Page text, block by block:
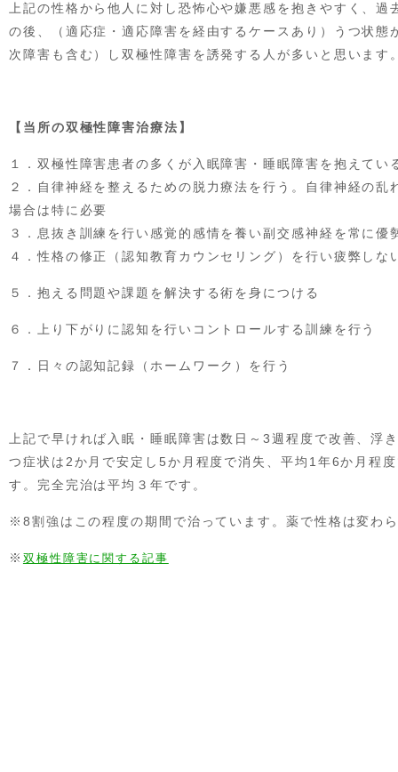
上記の性格から他人に対し恐怖心や嫌悪感を抱きやすく、
の後、（適応症・適応障害を経由するケースあり）うつ状
次障害も含む）し双極性障害を誘発する人が多いと思います
【当所の双極性障害治療法】
１．双極性障害患者の多くが入眠障害・睡眠障害を抱えて
２．自律神経を整えるための脱力療法を行う。自律神経の
場合は特に必要
３．息抜き訓練を行い感覚的感情を養い副交感神経を常に優
４．性格の修正（認知教育カウンセリング）を行い疲弊しな
５．抱える問題や課題を解決する術を身につける
６．上り下がりに認知を行いコントロールする訓練を行う
７．日々の認知記録（ホームワーク）を行う
上記で早ければ入眠・睡眠障害は数日～3週程度で改善、浮
つ症状は2か月で安定し5か月程度で消失、平均1年6か月程
す。完全完治は平均３年です。
※8割強はこの程度の期間で治っています。薬で性格は変わ
※ 双極性障害に関する記事